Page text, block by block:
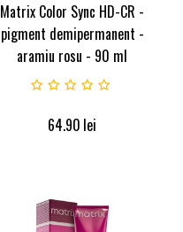
Matrix Color Sync HD-CR -
pigment demipermanent -
aramiu rosu - 90 ml
64.90 lei